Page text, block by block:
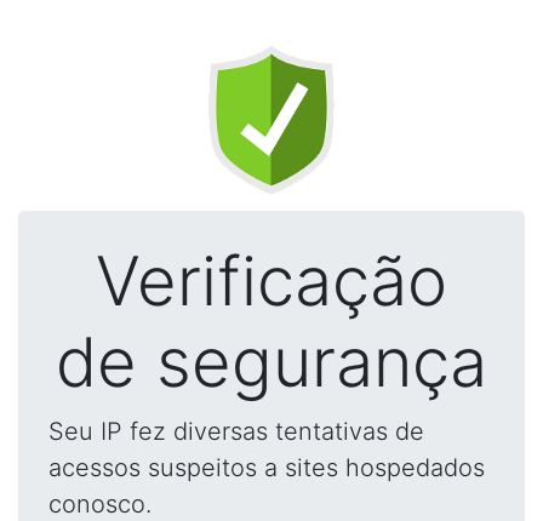
Verificação
de segurança
Seu IP fez diversas tentativas de
acessos suspeitos a sites hospedados
conosco.